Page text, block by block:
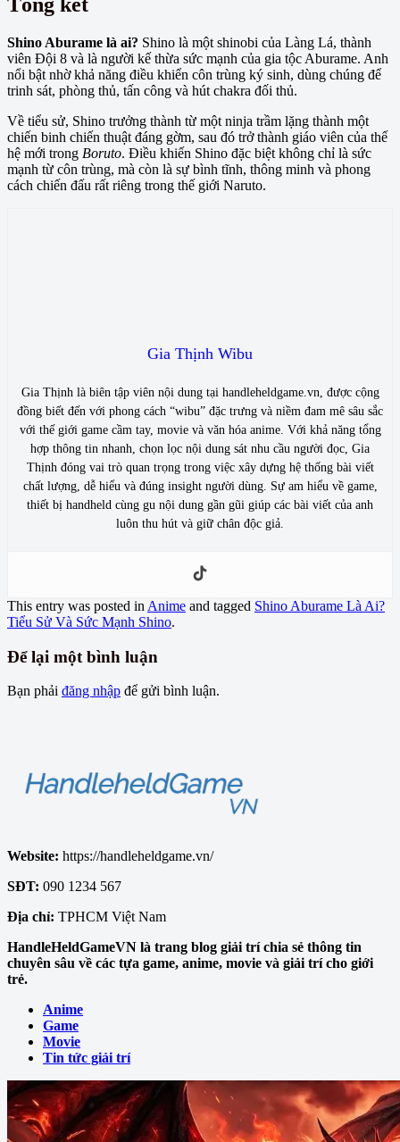
Shino Aburame là ai? Shino là một shinobi của Làng Lá, thành
viên Đội 8 và là người kế thừa sức mạnh của gia tộc Aburame. Anh
nổi bật nhờ khả năng điều khiển côn trùng ký sinh, dùng chúng để
trinh sát, phòng thủ, tấn công và hút chakra đối thủ.
Về tiểu sử, Shino trưởng thành từ một ninja trầm lặng thành một
chiến binh chiến thuật đáng gờm, sau đó trở thành giáo viên của thế
hệ mới trong Boruto. Điều khiến Shino đặc biệt không chỉ là sức
mạnh từ côn trùng, mà còn là sự bình tĩnh, thông minh và phong
cách chiến đấu rất riêng trong thế giới Naruto.
Gia Thịnh Wibu
Gia Thịnh là biên tập viên nội dung tại handleheldgame.vn, được cộng
đồng biết đến với phong cách “wibu” đặc trưng và niềm đam mê sâu sắc
với thế giới game cầm tay, movie và văn hóa anime. Với khả năng tổng
hợp thông tin nhanh, chọn lọc nội dung sát nhu cầu người đọc, Gia
Thịnh đóng vai trò quan trọng trong việc xây dựng hệ thống bài viết
chất lượng, dễ hiểu và đúng insight người dùng. Sự am hiểu về game,
thiết bị handheld cùng gu nội dung gần gũi giúp các bài viết của anh
luôn thu hút và giữ chân độc giả.
This entry was posted in Anime and tagged Shino Aburame Là Ai?
Tiểu Sử Và Sức Mạnh Shino.
Để lại một bình luận
Bạn phải đăng nhập để gửi bình luận.
Website: https://handleheldgame.vn/
SĐT: 090 1234 567
Địa chỉ: TPHCM Việt Nam
HandleHeldGameVN là trang blog giải trí chia sẻ thông tin
chuyên sâu về các tựa game, anime, movie và giải trí cho giới
trẻ.
Anime
Game
Movie
Tin tức giải trí